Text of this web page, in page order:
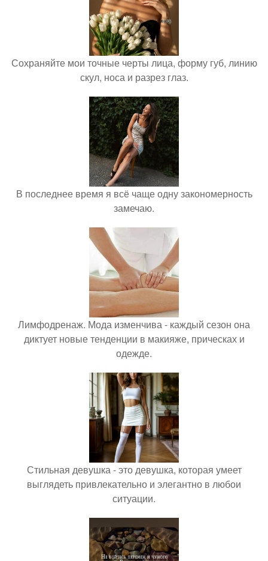
Сохраняйте мои точные черты лица, форму губ, линию
скул, носа и разрез глаз.
В последнее время я всё чаще одну закономерность
замечаю.
Лимфодренаж. Мода изменчива - каждый сезон она
диктует новые тенденции в макияже, прическах и
одежде.
Стильная девушка - это девушка, которая умеет
выглядеть привлекательно и элегантно в любои
ситуации.